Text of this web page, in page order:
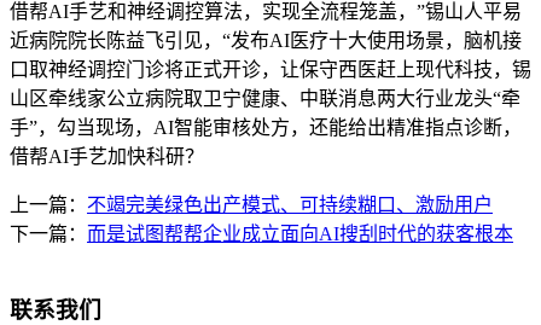
借帮AI手艺和神经调控算法，实现全流程笼盖，”锡山人平易
近病院院长陈益飞引见，“发布AI医疗十大使用场景，脑机接
口取神经调控门诊将正式开诊，让保守西医赶上现代科技，锡
山区牵线家公立病院取卫宁健康、中联消息两大行业龙头“牵
手”，勾当现场，AI智能审核处方，还能给出精准指点诊断，
借帮AI手艺加快科研？
上一篇： 不竭完美绿色出产模式、可持续糊口、激励用户
下一篇： 而是试图帮帮企业成立面向AI搜刮时代的获客根本
联系我们